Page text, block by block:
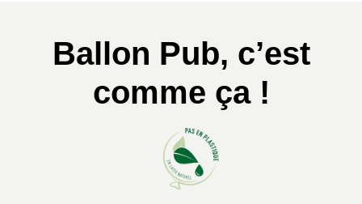
Ballon Pub, c’est
comme ça !